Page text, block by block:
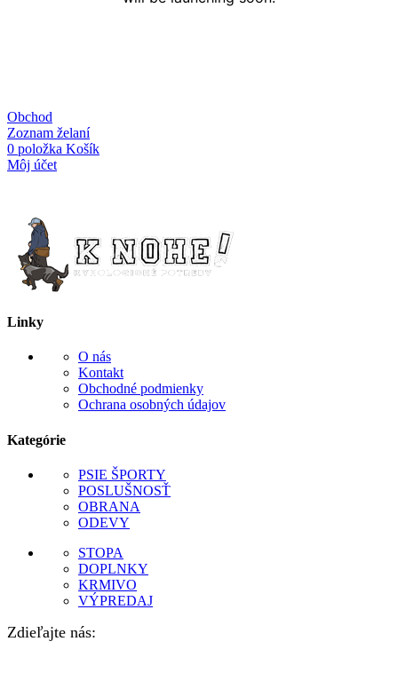
Obchod
Zoznam želaní
0 položka Košík
Môj účet
Linky
O nás
Kontakt
Obchodné podmienky
Ochrana osobných údajov
Kategórie
PSIE ŠPORTY
POSLUŠNOSŤ
OBRANA
ODEVY
STOPA
DOPLNKY
KRMIVO
VÝPREDAJ
Zdieľajte nás: